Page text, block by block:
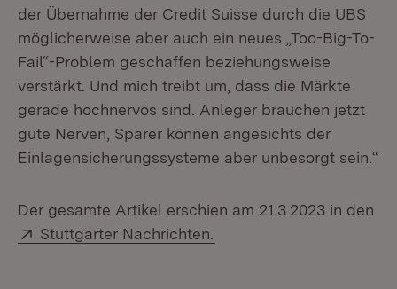
der Übernahme der Credit Suisse durch die UBS
möglicherweise aber auch ein neues „Too-Big-To-
Fail“-Problem geschaffen beziehungsweise
verstärkt. Und mich treibt um, dass die Märkte
gerade hochnervös sind. Anleger brauchen jetzt
gute Nerven, Sparer können angesichts der
Einlagensicherungssysteme aber unbesorgt sein.“
Der gesamte Artikel erschien am 21.3.2023 in den
Extern:
Stuttgarter Nachrichten.